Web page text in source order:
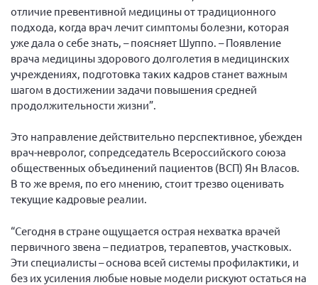
отличие превентивной медицины от традиционного
подхода, когда врач лечит симптомы болезни, которая
уже дала о себе знать, – поясняет Шуппо. – Появление
врача медицины здорового долголетия в медицинских
учреждениях, подготовка таких кадров станет важным
шагом в достижении задачи повышения средней
продолжительности жизни”.
Это направление действительно перспективное, убежден
врач-невролог, сопредседатель Всероссийского союза
общественных объединений пациентов (ВСП) Ян Власов.
В то же время, по его мнению, стоит трезво оценивать
текущие кадровые реалии.
“Сегодня в стране ощущается острая нехватка врачей
первичного звена – педиатров, терапевтов, участковых.
Эти специалисты – основа всей системы профилактики, и
без их усиления любые новые модели рискуют остаться на